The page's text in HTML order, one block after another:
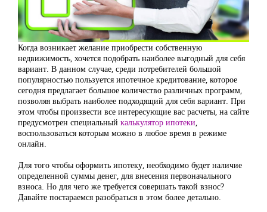
Когда возникает желание приобрести собственную
недвижимость, хочется подобрать наиболее выгодный для себя
вариант. В данном случае, среди потребителей большой
популярностью пользуется ипотечное кредитование, которое
сегодня предлагает большое количество различных программ,
позволяя выбрать наиболее подходящий для себя вариант. При
этом чтобы произвести все интересующие вас расчеты, на сайте
предусмотрен специальный калькулятор ипотеки,
воспользоваться которым можно в любое время в режиме
онлайн.
Для того чтобы оформить ипотеку, необходимо будет наличие
определенной суммы денег, для внесения первоначального
взноса. Но для чего же требуется совершать такой взнос?
Давайте постараемся разобраться в этом более детально.